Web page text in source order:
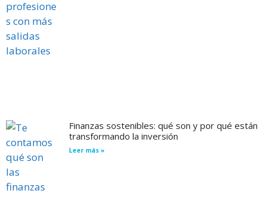
Finanzas sostenibles: qué son y por qué están
transformando la inversión
Leer más »